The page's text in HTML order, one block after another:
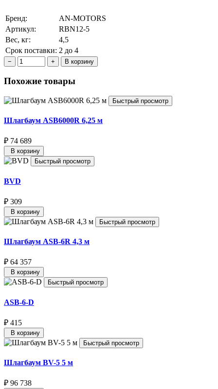
Бренд:
AN-MOTORS
Артикул:
RBN12-5
Вес, кг:
4,5
Срок поставки: 2 до 4
В корзину
Похожие товары
Быстрый просмотр
Шлагбаум ASB6000R 6,25 м
₽ 74 689
В корзину
Быстрый просмотр
BVD
₽ 309
В корзину
Быстрый просмотр
Шлагбаум ASB-6R 4,3 м
₽ 64 357
В корзину
Быстрый просмотр
ASB-6-D
₽ 415
В корзину
Быстрый просмотр
Шлагбаум BV-5 5 м
₽ 96 738